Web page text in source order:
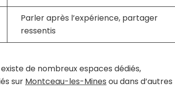
Parler après l’expérience, partager
ressentis
de nombreux espaces dédiés,
sur Montceau-les-Mines ou dans d’autres